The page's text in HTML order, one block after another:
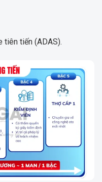
tiên tiến (ADAS).